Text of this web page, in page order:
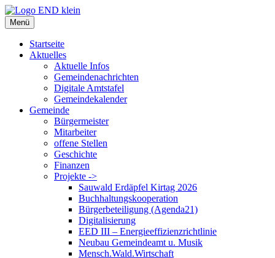
Zum
Inhalt
springen
Menü
Startseite
Aktuelles
Aktuelle Infos
Gemeindenachrichten
Digitale Amtstafel
Gemeindekalender
Gemeinde
Bürgermeister
Mitarbeiter
offene Stellen
Geschichte
Finanzen
Projekte ->
Sauwald Erdäpfel Kirtag 2026
Buchhaltungskooperation
Bürgerbeteiligung (Agenda21)
Digitalisierung
EED III – Energieeffizienzrichtlinie
Neubau Gemeindeamt u. Musik
Mensch.Wald.Wirtschaft